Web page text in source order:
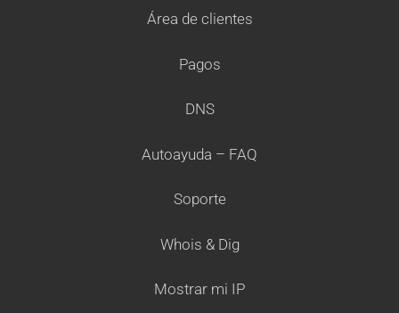
Área de clientes
Pagos
DNS
Autoayuda – FAQ
Soporte
Whois & Dig
Mostrar mi IP